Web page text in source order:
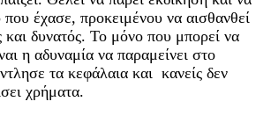
που έχασε, προκειμένου να αισθανθεί
και δυνατός. Το μόνο που μπορεί να
η αδυναμία να παραμείνει στο
τα κεφάλαια και κανείς δεν
χρήματα.